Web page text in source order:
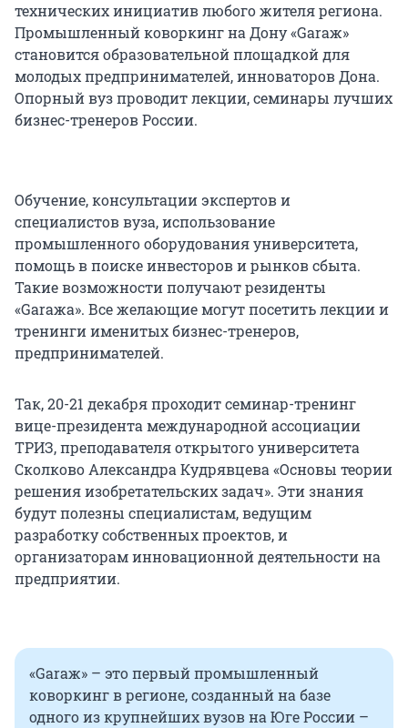
технических инициатив любого жителя региона.
Промышленный коворкинг на Дону «Garaж»
становится образовательной площадкой для
молодых предпринимателей, инноваторов Дона.
Опорный вуз проводит лекции, семинары лучших
бизнес-тренеров России.
Обучение, консультации экспертов и
специалистов вуза, использование
промышленного оборудования университета,
помощь в поиске инвесторов и рынков сбыта.
Такие возможности получают резиденты
«Garaжа». Все желающие могут посетить лекции и
тренинги именитых бизнес-тренеров,
предпринимателей.
Так, 20-21 декабря проходит семинар-тренинг
вице-президента международной ассоциации
ТРИЗ, преподавателя открытого университета
Сколково Александра Кудрявцева «Основы теории
решения изобретательских задач». Эти знания
будут полезны специалистам, ведущим
разработку собственных проектов, и
организаторам инновационной деятельности на
предприятии.
«Garaж» – это первый промышленный
коворкинг в регионе, созданный на базе
одного из крупнейших вузов на Юге России –